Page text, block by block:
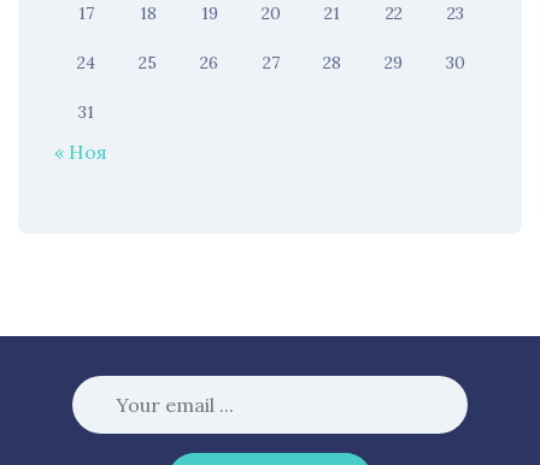
17 18 19 20 21 22 23
24 25 26 27 28 29 30
31
« Ноя